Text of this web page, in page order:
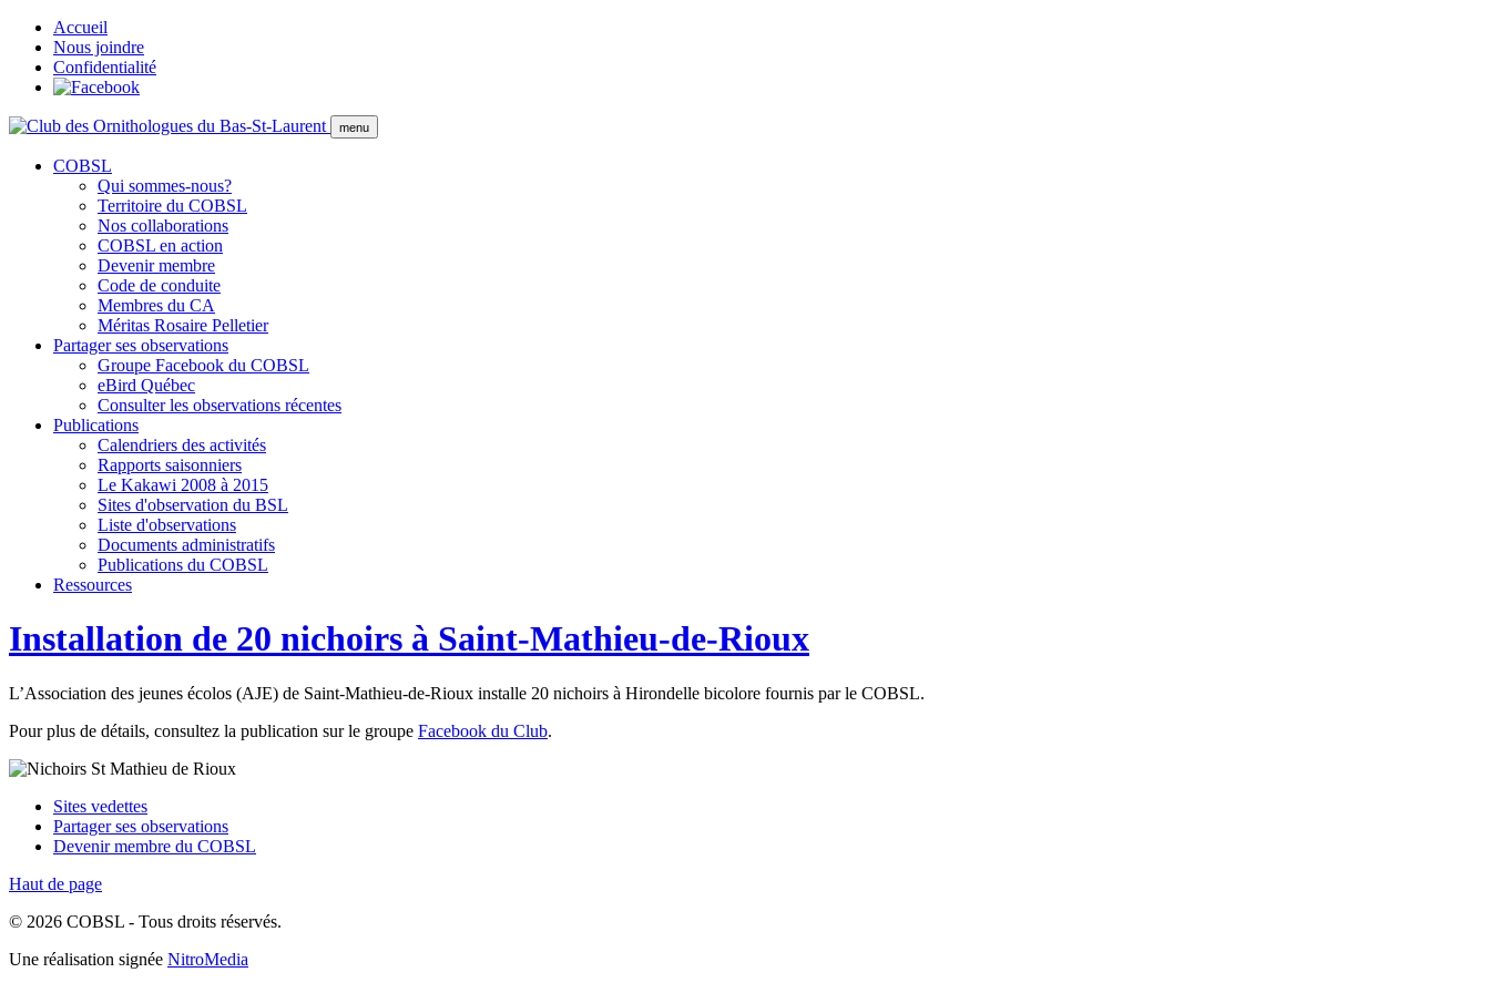
Accueil
Nous joindre
Confidentialité
menu
COBSL
Qui sommes-nous?
Territoire du COBSL
Nos collaborations
COBSL en action
Devenir membre
Code de conduite
Membres du CA
Méritas Rosaire Pelletier
Partager ses observations
Groupe Facebook du COBSL
eBird Québec
Consulter les observations récentes
Publications
Calendriers des activités
Rapports saisonniers
Le Kakawi 2008 à 2015
Sites d'observation du BSL
Liste d'observations
Documents administratifs
Publications du COBSL
Ressources
Installation de 20 nichoirs à Saint-Mathieu-de-Rioux
L’Association des jeunes écolos (AJE) de Saint-Mathieu-de-Rioux installe 20 nichoirs à Hirondelle bicolore fournis par le COBSL.
Pour plus de détails, consultez la publication sur le groupe Facebook du Club.
Sites vedettes
Partager ses observations
Devenir membre du COBSL
Haut de page
© 2026 COBSL - Tous droits réservés.
Une réalisation signée NitroMedia